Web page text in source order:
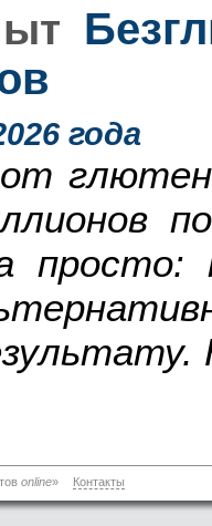
года
просто:
online» Контакты